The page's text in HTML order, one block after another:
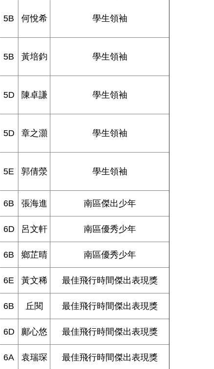
5B 何悅希 學生領袖
5B 黃培鈞 學生領袖
5D 陳卓謙 學生領袖
5D 章之灝 學生領袖
5E 郭倩滎 學生領袖
6B 張海進 南區傑出少年
6D 呂文軒 南區優秀少年
6B 鄉芷晴 南區優秀少年
6E 黃文稀 最佳飛行時間傑出表現獎
6B 丘閱 最佳飛行時間傑出表現獎
6D 鄺心悠 最佳飛行時間傑出表現獎
6A 袁瑞琛 最佳飛行時間傑出表現獎